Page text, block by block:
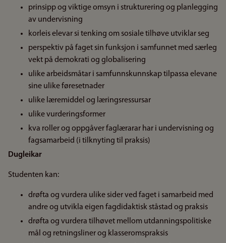
prinsipp og viktige omsyn i strukturering og planlegging
av undervisning
korleis elevar si tenking om sosiale tilhøve utviklar seg
perspektiv på faget sin funksjon i samfunnet med særleg
vekt på demokrati og globalisering
ulike arbeidsmåtar i samfunnskunnskap tilpassa elevane
sine ulike føresetnader
ulike læremiddel og læringsressursar
ulike vurderingsformer
kva roller og oppgåver faglærarar har i undervisning og
fagsamarbeid (i tilknyting til praksis)
Dugleikar
Studenten kan:
drøfta og vurdera ulike sider ved faget i samarbeid med
andre og utvikla eigen fagdidaktisk ståstad og praksis
drøfta og vurdera tilhøvet mellom utdanningspolitiske
mål og retningsliner og klasseromspraksis